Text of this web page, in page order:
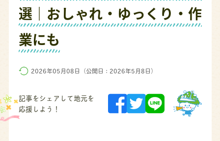
選｜おしゃれ・ゆっくり・作
業にも
2026年05月08日（公開日：2026年5月8日）
記事をシェアして地元を
応援しよう！